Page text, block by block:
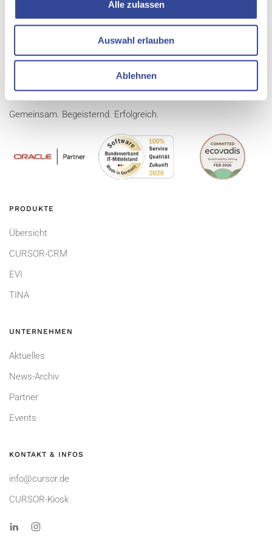
Alle zulassen
Auswahl erlauben
Ablehnen
Gemeinsam. Begeisternd. Erfolgreich.
PRODUKTE
Übersicht
CURSOR-CRM
EVI
TINA
UNTERNEHMEN
Aktuelles
News-Archiv
Partner
Events
KONTAKT & INFOS
info@cursor.de
CURSOR-Kiosk